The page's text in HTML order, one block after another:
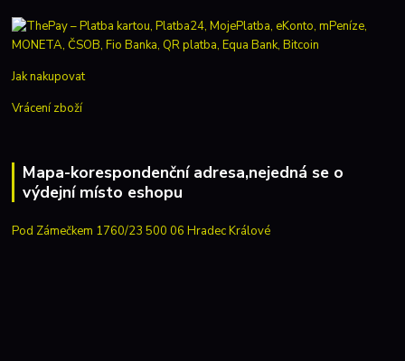
Jak nakupovat
Vrácení zboží
Mapa-korespondenční adresa,nejedná se o
výdejní místo eshopu
Pod Zámečkem 1760/23 500 06 Hradec Králové